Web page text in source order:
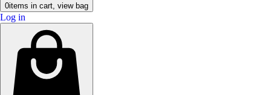
0items in cart, view bag
Log in